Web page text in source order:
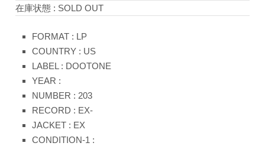
在庫状態 : SOLD OUT
FORMAT : LP
COUNTRY : US
LABEL : DOOTONE
YEAR :
NUMBER : 203
RECORD : EX-
JACKET : EX
CONDITION-1 :